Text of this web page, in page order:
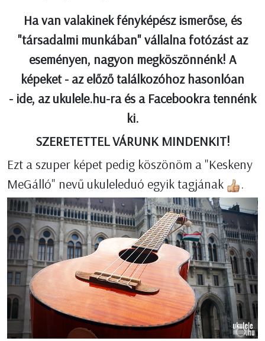
Ha van valakinek fényképész ismerőse, és
"társadalmi munkában" vállalna fotózást az
eseményen, nagyon megköszönnénk! A
képeket - az előző találkozóhoz hasonlóan
- ide, az ukulele.hu-ra és a Facebookra tennénk
ki.
SZERETETTEL VÁRUNK MINDENKIT!
Ezt a szuper képet pedig köszönöm a "Keskeny
MeGálló" nevű ukuleleduó egyik tagjának
.